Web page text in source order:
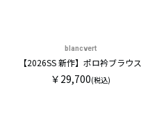
blancvert
【2026SS 新作】ポロ衿ブラウス
￥29,700(税込)